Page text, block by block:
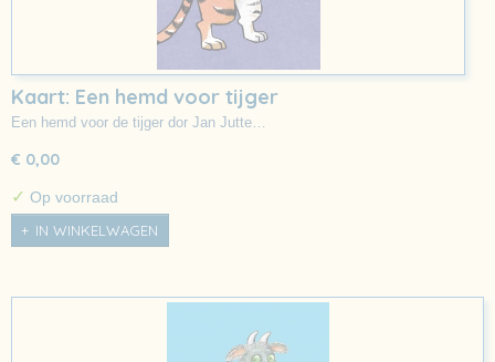
Kaart: Een hemd voor tijger
Een hemd voor de tijger dor Jan Jutte…
€ 0,00
✓ Op voorraad
IN WINKELWAGEN